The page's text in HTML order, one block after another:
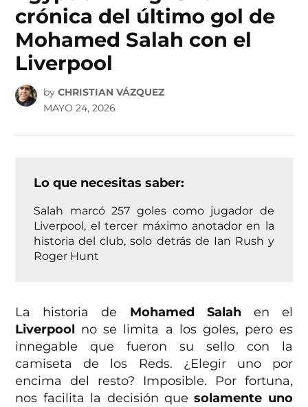
crónica del último gol de
Mohamed Salah con el
Liverpool
by CHRISTIAN VÁZQUEZ
MAYO 24, 2026
Lo que necesitas saber:
Salah marcó 257 goles como jugador de
Liverpool, el tercer máximo anotador en la
historia del club, solo detrás de Ian Rush y
Roger Hunt
La historia de Mohamed Salahen el
Liverpool no se limita a los goles, pero es
innegable que fueron su sello con la
camiseta de los Reds. ¿Elegir uno por
encima del resto? Imposible. Por fortuna,
nos facilita la decisión quesolamente uno